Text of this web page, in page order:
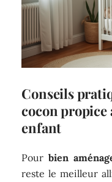
Conseils
cocon propice
enfant
Pourbien
reste le meilleur